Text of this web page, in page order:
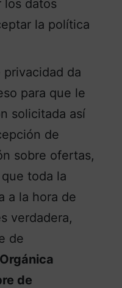
los datos
la política
da
para que le
solicitada así
de
sobre ofertas,
toda la
a la hora de
verdadera,
de
de